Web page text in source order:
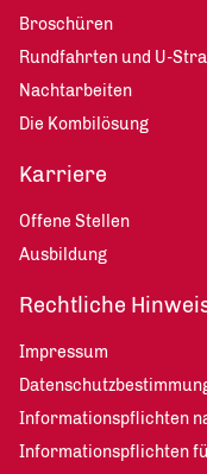
Broschüren
Rundfahrten und U-
Nachtarbeiten
Die Kombilösung
Karriere
Offene Stellen
Ausbildung
Rechtliche
Impressum
Informationspflichten
Informationspflichten